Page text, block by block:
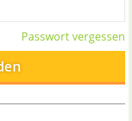
Passwort vergessen